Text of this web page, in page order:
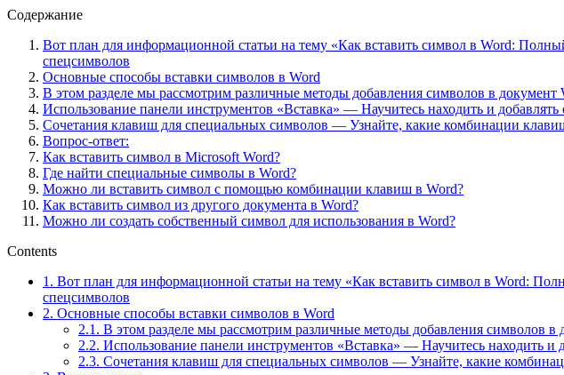
Содержание
Вот план для информационной статьи на тему «Как вставить символ в Word:
спецсимволов
Основные способы вставки символов в Word
В этом разделе мы рассмотрим различные методы добавления символов в
Использование панели инструментов «Вставка» — Научитесь находить и
Сочетания клавиш для специальных символов — Узнайте, какие комбинации
Вопрос-ответ:
Как вставить символ в Microsoft Word?
Где найти специальные символы в Word?
Можно ли вставить символ с помощью комбинации клавиш в Word?
Как вставить символ из другого документа в Word?
Можно ли создать собственный символ для использования в Word?
Contents
1. Вот план для информационной статьи на тему «Как вставить символ в Word:
спецсимволов
2. Основные способы вставки символов в Word
2.1. В этом разделе мы рассмотрим различные методы добавления символов
2.2. Использование панели инструментов «Вставка» — Научитесь находить
2.3. Сочетания клавиш для специальных символов — Узнайте, какие